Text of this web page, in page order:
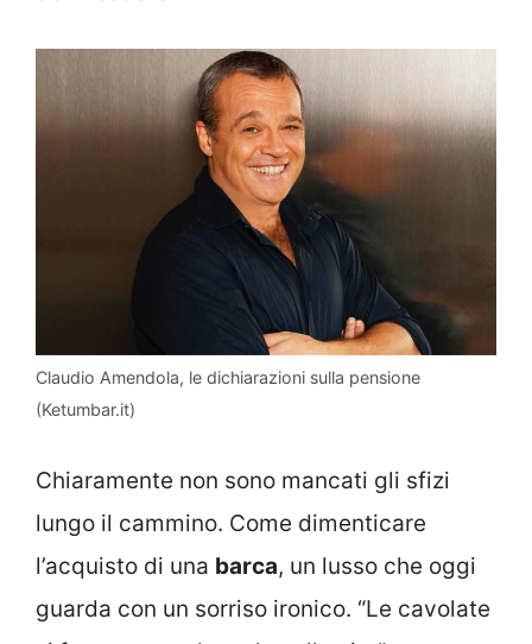
Claudio Amendola, le dichiarazioni sulla pensione
(Ketumbar.it)
Chiaramente non sono mancati gli sfizi
lungo il cammino. Come dimenticare
l’acquisto di una barca, un lusso che oggi
guarda con un sorriso ironico. “Le cavolate